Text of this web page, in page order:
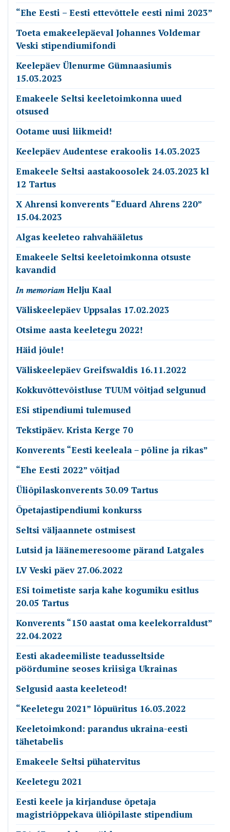
“Ehe Eesti – Eesti ettevõttele eesti nimi 2023”
Toeta emakeelepäeval Johannes Voldemar
Veski stipendiumifondi
Keelepäev Ülenurme Gümnaasiumis
15.03.2023
Emakeele Seltsi keeletoimkonna uued
otsused
Ootame uusi liikmeid!
Keelepäev Audentese erakoolis 14.03.2023
Emakeele Seltsi aastakoosolek 24.03.2023 kl
12 Tartus
X Ahrensi konverents “Eduard Ahrens 220”
15.04.2023
Algas keeleteo rahvahääletus
Emakeele Seltsi keeletoimkonna otsuste
kavandid
𝐼𝑛 𝑚𝑒𝑚𝑜𝑟𝑖𝑎𝑚 Helju Kaal
Väliskeelepäev Uppsalas 17.02.2023
Otsime aasta keeletegu 2022!
Häid jõule!
Väliskeelepäev Greifswaldis 16.11.2022
Kokkuvõttevõistluse TUUM võitjad selgunud
ESi stipendiumi tulemused
Tekstipäev. Krista Kerge 70
Konverents “Eesti keeleala – põline ja rikas”
“Ehe Eesti 2022” võitjad
Üliõpilaskonverents 30.09 Tartus
Õpetajastipendiumi konkurss
Seltsi väljaannete ostmisest
Lutsid ja läänemeresoome pärand Latgales
LV Veski päev 27.06.2022
ESi toimetiste sarja kahe kogumiku esitlus
20.05 Tartus
Konverents “150 aastat oma keelekorraldust”
22.04.2022
Eesti akadeemiliste teadusseltside
pöördumine seoses kriisiga Ukrainas
Selgusid aasta keeleteod!
“Keeletegu 2021” lõpuüritus 16.03.2022
Keeletoimkond: parandus ukraina-eesti
tähetabelis
Emakeele Seltsi pühatervitus
Keeletegu 2021
Eesti keele ja kirjanduse õpetaja
magistriõppekava üliõpilaste stipendium